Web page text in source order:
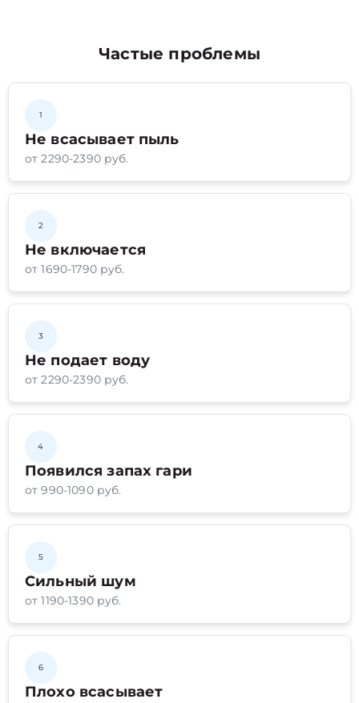
Частые проблемы
1
Не всасывает пыль
от 2290-2390 руб.
2
Не включается
от 1690-1790 руб.
3
Не подает воду
от 2290-2390 руб.
4
Появился запах гари
от 990-1090 руб.
5
Сильный шум
от 1190-1390 руб.
6
Плохо всасывает